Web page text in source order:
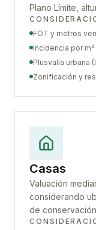
Plano Límite,
FOT y metros
Incidencia por
Plusvalía urbana
Zonificación y
Casas
Valuación
considerando
de